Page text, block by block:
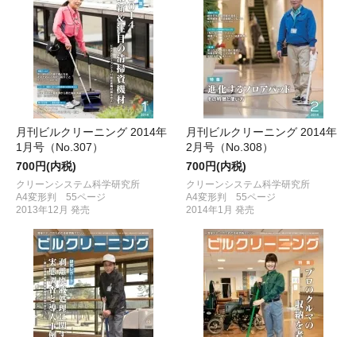
月刊ビルクリーニング 2014年
1月号（No.307）
700円(内税)
クリーンシステム科学研究所
A4変形判 55ページ
2013年12月 発売
月刊ビルクリーニング 2014年
2月号（No.308）
700円(内税)
クリーンシステム科学研究所
A4変形判 55ページ
2014年1月 発売